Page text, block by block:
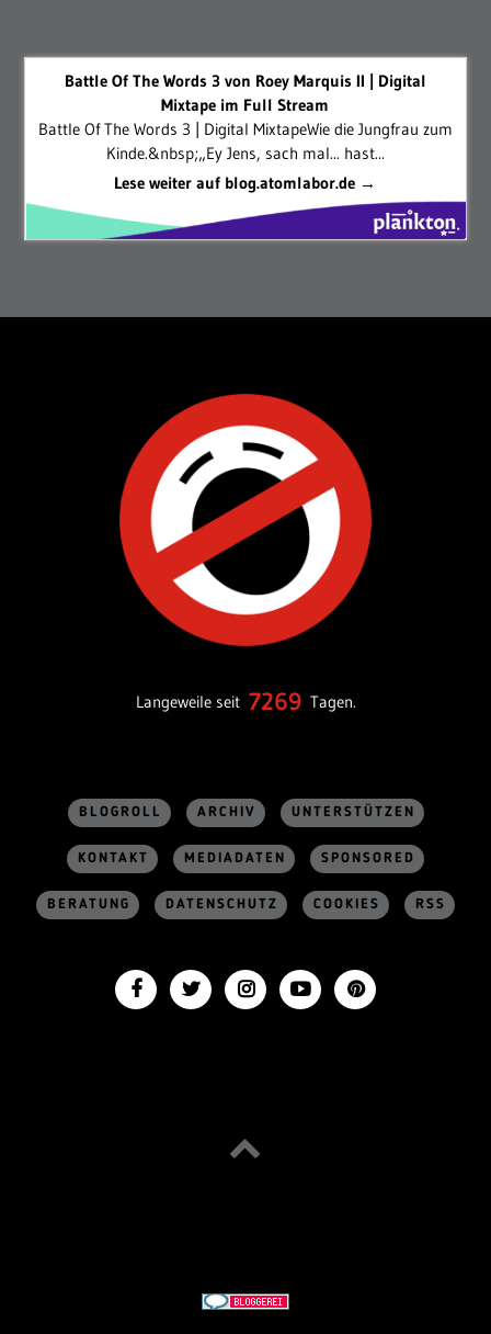
Battle Of The Words 3 von Roey Marquis II | Digital
Mixtape im Full Stream
Battle Of The Words 3 | Digital MixtapeWie die Jungfrau zum
Kinde.&nbsp;„Ey Jens, sach mal... hast...
Lese weiter auf blog.atomlabor.de →
Langeweile seit 7269 Tagen.
BLOGROLL ARCHIV UNTERSTÜTZEN
KONTAKT MEDIADATEN SPONSORED
BERATUNG DATENSCHUTZ COOKIES RSS